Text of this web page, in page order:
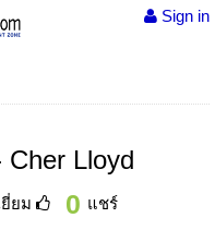
Sign in
Lloyd
ยม 0 แชร์